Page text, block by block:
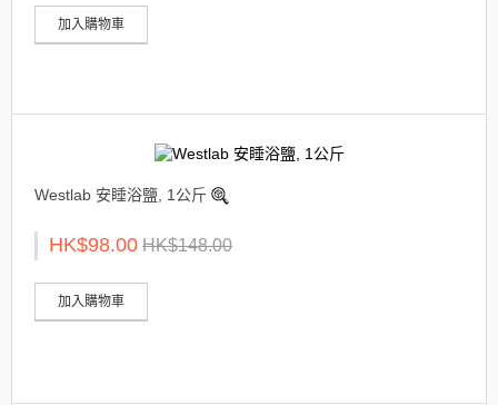
加入購物車
Westlab 安睡浴鹽, 1公斤
HK$98.00 HK$148.00
加入購物車